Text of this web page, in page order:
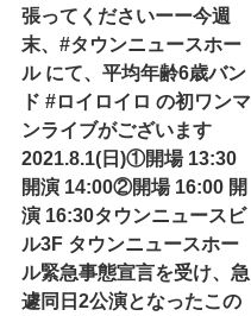
張ってくださいーー今週
末、#タウンニュースホー
ル にて、平均年齢6歳バン
ド #ロイロイロ の初ワンマ
ンライブがございます
2021.8.1(日)①開場 13:30
開演 14:00②開場 16:00 開
演 16:30タウンニュースビ
ル3F タウンニュースホー
ル緊急事態宣言を受け、急
遽同日2公演となったこの